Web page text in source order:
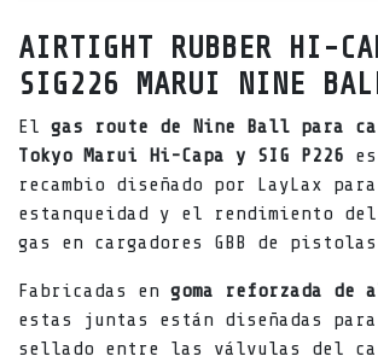
AIRTIGHT RUBBER HI-
SIG226 MARUI NINE
El gas route de Nine Ball para
Tokyo Marui Hi-Capa y SIG P226
recambio diseñado por LayLax
estanqueidad y el rendimiento
gas en cargadores GBB de
Fabricadas en goma reforzada de
estas juntas están diseñadas
sellado entre las válvulas del